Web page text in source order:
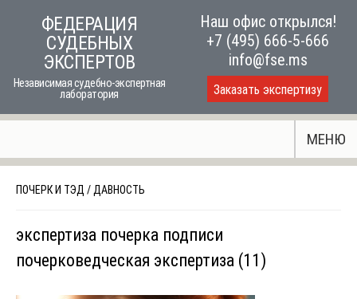
ФЕДЕРАЦИЯ
СУДЕБНЫХ
ЭКСПЕРТОВ
Независимая судебно-экспертная
лаборатория
Наш офис открылся!
+7 (495) 666-5-666
info@fse.ms
Заказать экспертизу
МЕНЮ
ПОЧЕРК И ТЭД /ДАВНОСТЬ
экспертиза почерка подписи
почерковедческая экспертиза (11)